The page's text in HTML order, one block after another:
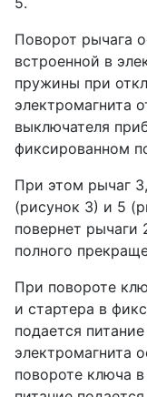
Поворот рычага
встроенной в
пружины при
электромагнита
выключателя
фиксированном
При этом рычаг
(рисунок 3) и 5
повернет рычаги
полного
При повороте
и стартера в
подается
электромагнита
повороте ключа